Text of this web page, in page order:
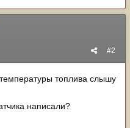
#2
топлива слышу
написали?